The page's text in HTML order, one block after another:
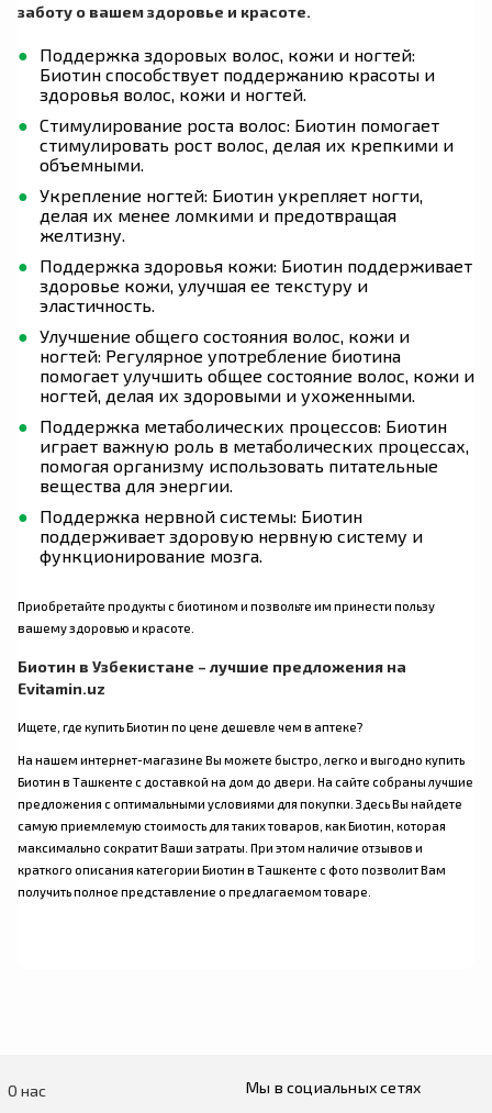
заботу о вашем здоровье и красоте.
Поддержка здоровых волос, кожи и ногтей:
Биотин способствует поддержанию красоты и
здоровья волос, кожи и ногтей.
Стимулирование роста волос: Биотин помогает
стимулировать рост волос, делая их крепкими и
объемными.
Укрепление ногтей: Биотин укрепляет ногти,
делая их менее ломкими и предотвращая
желтизну.
Поддержка здоровья кожи: Биотин поддерживает
здоровье кожи, улучшая ее текстуру и
эластичность.
Улучшение общего состояния волос, кожи и
ногтей: Регулярное употребление биотина
помогает улучшить общее состояние волос, кожи и
ногтей, делая их здоровыми и ухоженными.
Поддержка метаболических процессов: Биотин
играет важную роль в метаболических процессах,
помогая организму использовать питательные
вещества для энергии.
Поддержка нервной системы: Биотин
поддерживает здоровую нервную систему и
функционирование мозга.
Приобретайте продукты с биотином и позвольте им принести пользу
вашему здоровью и красоте.
Биотин в Узбекистане – лучшие предложения на
Evitamin.uz
Ищете, где купить Биотин по цене дешевле чем в аптеке?
На нашем интернет-магазине Вы можете быстро, легко и выгодно купить
Биотин в Ташкенте с доставкой на дом до двери. На сайте собраны лучшие
предложения с оптимальными условиями для покупки. Здесь Вы найдете
самую приемлемую стоимость для таких товаров, как Биотин, которая
максимально сократит Ваши затраты. При этом наличие отзывов и
краткого описания категории Биотин в Ташкенте с фото позволит Вам
получить полное представление о предлагаемом товаре.
О нас Мы в социальных сетях